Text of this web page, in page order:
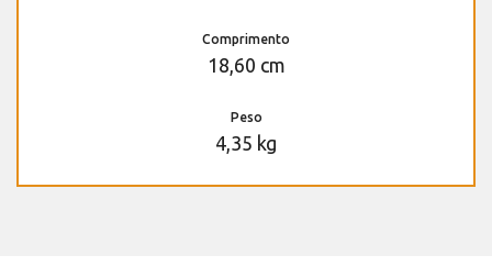
Comprimento
18,60 cm
Peso
4,35 kg